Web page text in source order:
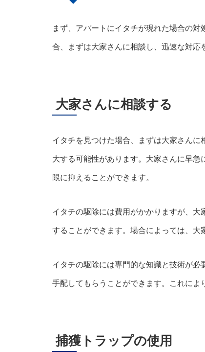
まず、アパートにイタチが現れた場合の
合、まずは大家さんに相談し、迅速な対応
大家さんに相談する
イタチを見つけた場合、まずは大家さん
大する可能性があります。大家さんに早
限に抑えることができます。
イタチの駆除には費用がかかりますが、
することができます。場合によっては、大
イタチの駆除には専門的な知識と技術が
手配してもらうことができます。これによ
捕獲トラップの使用